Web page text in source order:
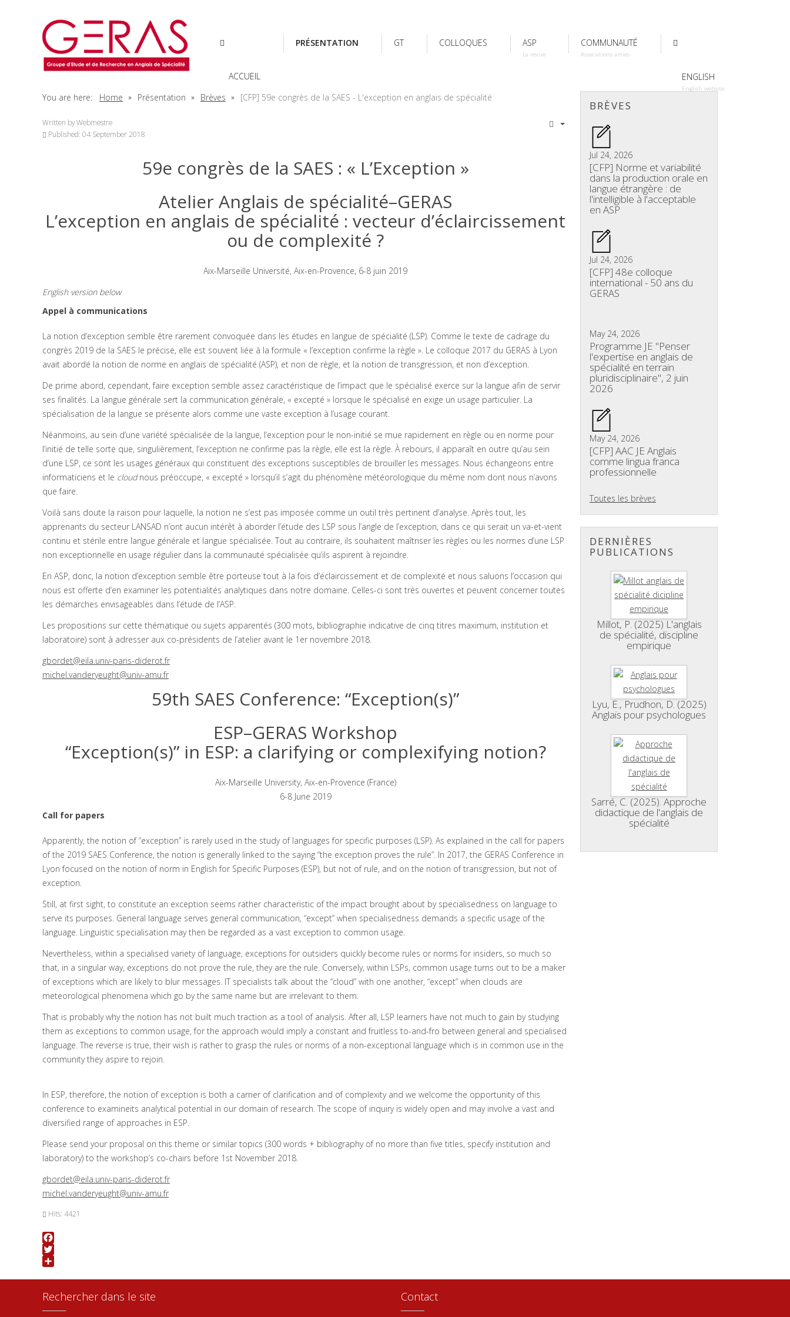
ACCUEIL
PRÉSENTATION GT COLLOQUES ASP
La revue
COMMUNAUTÉ
Associations amies
ENGLISH
English website
You are here: Home Présentation Brèves [CFP] 59e congrès de la SAES - L'exception en anglais de spécialité
Written byWebmestre
Published: 04 September 2018
59e congrès de la SAES : « L’Exception »
Atelier Anglais de spécialité–GERAS
L’exception en anglais de spécialité : vecteur d’éclaircissement
ou de complexité ?
Aix-Marseille Université, Aix-en-Provence, 6-8 juin 2019
English version below
Appel à communications
La notion d’exception semble être rarement convoquée dans les études en langue de spécialité (LSP). Comme le texte de cadrage du
congrès 2019 de la SAES le précise, elle est souvent liée à la formule « l’exception confirme la règle ». Le colloque 2017 du GERAS à Lyon
avait abordé la notion de norme en anglais de spécialité (ASP), et non de règle, et la notion de transgression, et non d’exception.
De prime abord, cependant, faire exception semble assez caractéristique de l’impact que le spécialisé exerce sur la langue afin de servir
ses finalités. La langue générale sert la communication générale, « excepté » lorsque le spécialisé en exige un usage particulier. La
spécialisation de la langue se présente alors comme une vaste exception à l’usage courant.
Néanmoins, au sein d’une variété spécialisée de la langue, l’exception pour le non-initié se mue rapidement en règle ou en norme pour
l’initié de telle sorte que, singulièrement, l’exception ne confirme pas la règle, elle est la règle. À rebours, il apparaît en outre qu’au sein
d’une LSP, ce sont les usages généraux qui constituent des exceptions susceptibles de brouiller les messages. Nous échangeons entre
informaticiens et le cloudnous préoccupe, « excepté » lorsqu’il s’agit du phénomène météorologique du même nom dont nous n’avons
que faire.
Voilà sans doute la raison pour laquelle, la notion ne s’est pas imposée comme un outil très pertinent d’analyse. Après tout, les
apprenants du secteur LANSAD n’ont aucun intérêt à aborder l’étude des LSP sous l’angle de l’exception, dans ce qui serait un va-et-vient
continu et stérile entre langue générale et langue spécialisée. Tout au contraire, ils souhaitent maîtriser les règles ou les normes d’une LSP
non exceptionnelle en usage régulier dans la communauté spécialisée qu’ils aspirent à rejoindre.
En ASP, donc, la notion d’exception semble être porteuse tout à la fois d’éclaircissement et de complexité et nous saluons l’occasion qui
nous est offerte d’en examiner les potentialités analytiques dans notre domaine. Celles-ci sont très ouvertes et peuvent concerner toutes
les démarches envisageables dans l’étude de l’ASP.
Les propositions sur cette thématique ou sujets apparentés (300 mots, bibliographie indicative de cinq titres maximum, institution et
laboratoire) sont à adresser aux co-présidents de l’atelier avant le 1er novembre 2018.
gbordet@eila.univ-paris-diderot.fr
michel.vanderyeught@univ-amu.fr
59th SAES Conference: “Exception(s)”
ESP–GERAS Workshop
“Exception(s)” in ESP: a clarifying or complexifying notion?
Aix-Marseille University, Aix-en-Provence (France)
6-8 June 2019
Call for papers
Apparently, the notion of “exception” is rarely used in the study of languages for specific purposes (LSP). As explained in the call for papers
of the 2019 SAES Conference, the notion is generally linked to the saying “the exception proves the rule”. In 2017, the GERAS Conference in
Lyon focused on the notion of norm in English for Specific Purposes (ESP), but not of rule, and on the notion of transgression, but not of
exception.
Still, at first sight, to constitute an exception seems rather characteristic of the impact brought about by specialisedness on language to
serve its purposes. General language serves general communication, “except” when specialisedness demands a specific usage of the
language. Linguistic specialisation may then be regarded as a vast exception to common usage.
Nevertheless, within a specialised variety of language, exceptions for outsiders quickly become rules or norms for insiders, so much so
that, in a singular way, exceptions do not prove the rule, they are the rule. Conversely, within LSPs, common usage turns out to be a maker
of exceptions which are likely to blur messages. IT specialists talk about the “cloud” with one another, “except” when clouds are
meteorological phenomena which go by the same name but are irrelevant to them.
That is probably why the notion has not built much traction as a tool of analysis. After all, LSP learners have not much to gain by studying
them as exceptions to common usage, for the approach would imply a constant and fruitless to-and-fro between general and specialised
language. The reverse is true, their wish is rather to grasp the rules or norms of a non-exceptional language which is in common use in the
community they aspire to rejoin.
In ESP, therefore, the notion of exception is both a carrier of clarification and of complexity and we welcome the opportunity of this
conference to examineits analytical potential in our domain of research. The scope of inquiry is widely open and may involve a vast and
diversified range of approaches in ESP.
Please send your proposal on this theme or similar topics (300 words + bibliography of no more than five titles, specify institution and
laboratory) to the workshop’s co-chairs before 1st November 2018.
gbordet@eila.univ-paris-diderot.fr
michel.vanderyeught@univ-amu.fr
Hits: 4421
Facebook
Twitter
BRÈVES
Jul 24, 2026
[CFP] Norme et variabilité
dans la production orale en
langue étrangère : de
l'intelligible à l'acceptable
en ASP
Jul 24, 2026
[CFP] 48e colloque
international - 50 ans du
GERAS
May 24, 2026
Programme JE "Penser
l'expertise en anglais de
spécialité en terrain
pluridisciplinaire", 2 juin
2026
May 24, 2026
[CFP] AAC JE Anglais
comme lingua franca
professionnelle
Toutes les brèves
DERNIÈRES
PUBLICATIONS
Millot, P. (2025) L'anglais
de spécialité, discipline
empirique
Lyu, E., Prudhon, D. (2025)
Anglais pour psychologues
Sarré, C. (2025). Approche
didactique de l'anglais de
spécialité
Rechercher dans le site Contact